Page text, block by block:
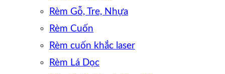
Rèm Gỗ, Tre, Nhựa
Rèm Cuốn
Rèm cuốn khắc laser
Rèm Lá Dọc